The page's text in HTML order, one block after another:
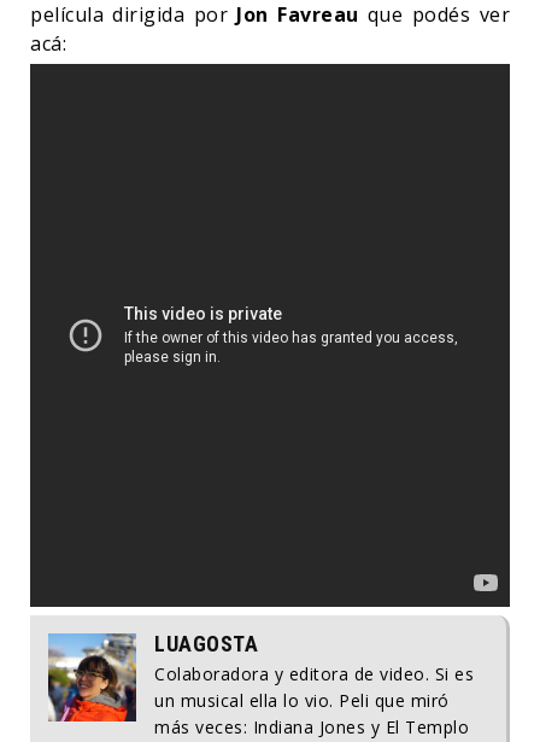
película dirigida por Jon Favreau que podés ver
acá:
LUAGOSTA
Colaboradora y editora de video. Si es
un musical ella lo vio. Peli que miró
más veces: Indiana Jones y El Templo